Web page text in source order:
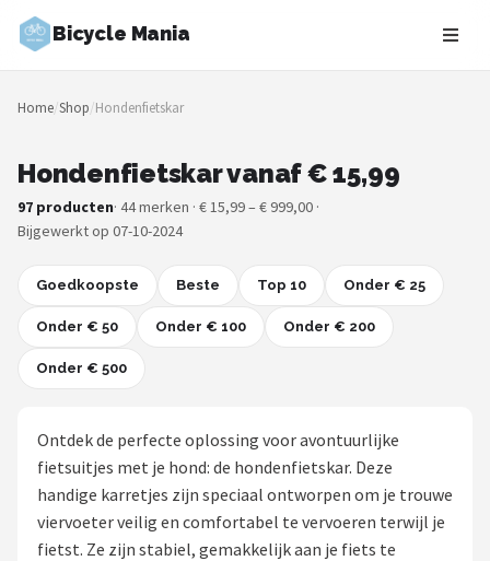
Bicycle Mania
Zoeken
NAVIGATIE
Merken
Blog
Fietsroutes
Kinderfietsen
Elektrische fietsen
Mountainbikes
Home/Shop/Hondenfietskar
Hondenfietskar vanaf € 15,99
97 producten· 44 merken · € 15,99 – € 999,00 ·
Bijgewerkt op 07-10-2024
Goedkoopste Beste Top 10 Onder € 25
Onder € 50 Onder € 100 Onder € 200
Onder € 500
Ontdek de perfecte oplossing voor avontuurlijke
fietsuitjes met je hond: de hondenfietskar. Deze
handige karretjes zijn speciaal ontworpen om je trouwe
viervoeter veilig en comfortabel te vervoeren terwijl je
fietst. Ze zijn stabiel, gemakkelijk aan je fiets te